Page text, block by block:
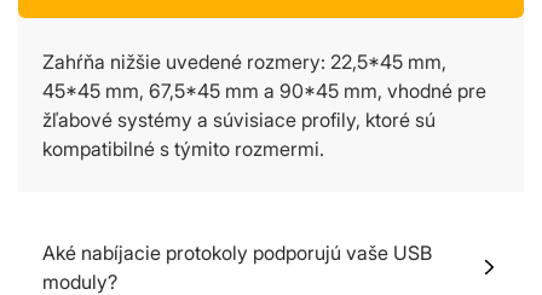
Zahŕňa nižšie uvedené rozmery: 22,5*45 mm,
45*45 mm, 67,5*45 mm a 90*45 mm, vhodné pre
žľabové systémy a súvisiace profily, ktoré sú
kompatibilné s týmito rozmermi.
Aké nabíjacie protokoly podporujú vaše USB
moduly?